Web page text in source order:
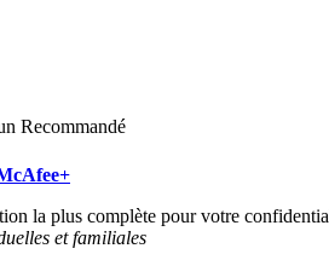
Recommandé
+
la plus complète pour votre
et familiales